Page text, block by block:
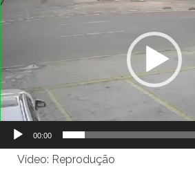
vídeo
00:00
Vídeo: Reprodução